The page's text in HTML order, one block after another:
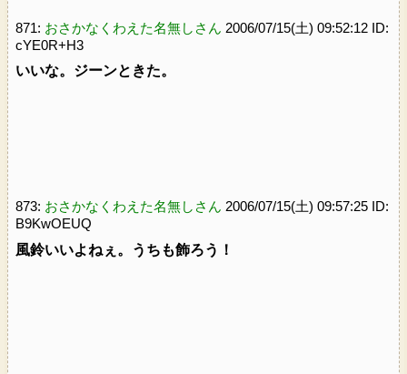
871: おさかなくわえた名無しさん 2006/07/15(土) 09:52:12 ID:
cYE0R+H3
いいな。ジーンときた。
873: おさかなくわえた名無しさん 2006/07/15(土) 09:57:25 ID:
B9KwOEUQ
風鈴いいよねぇ。うちも飾ろう！